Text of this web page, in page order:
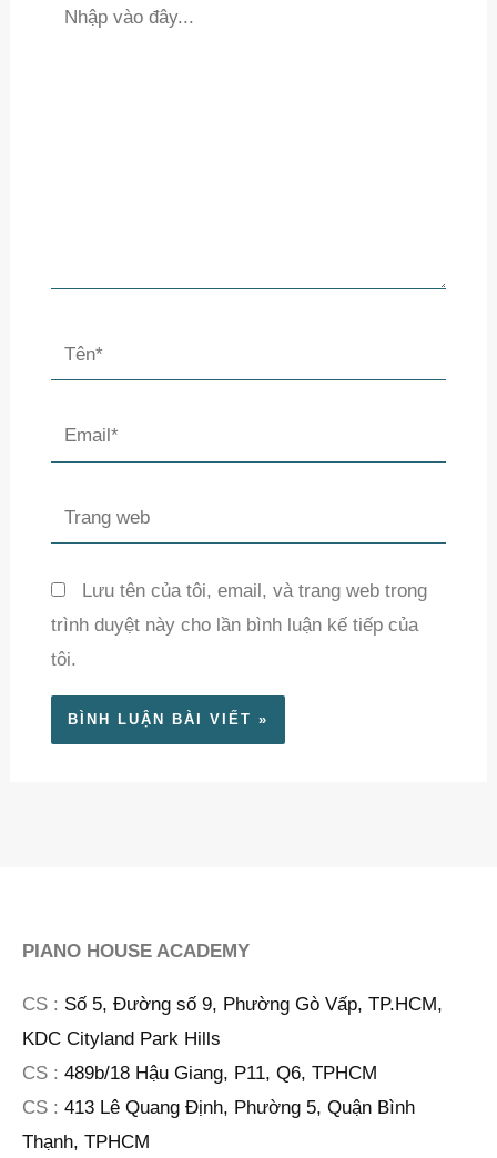
Tên*
Email*
Trang
web
Lưu tên của tôi, email, và trang web trong
trình duyệt này cho lần bình luận kế tiếp của
tôi.
PIANO HOUSE ACADEMY
CS : Số 5, Đường số 9, Phường Gò Vấp, TP.HCM,
KDC Cityland Park Hills
CS : 489b/18 Hậu Giang, P11, Q6, TPHCM
CS : 413 Lê Quang Định, Phường 5, Quận Bình
Thạnh, TPHCM